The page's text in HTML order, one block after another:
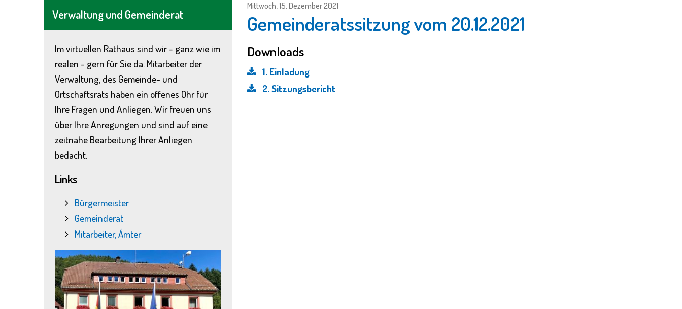
Verwaltung und Gemeinderat
Im virtuellen Rathaus sind wir - ganz wie im
realen - gern für Sie da. Mitarbeiter der
Verwaltung, des Gemeinde- und
Ortschaftsrats haben ein offenes Ohr für
Ihre Fragen und Anliegen. Wir freuen uns
über Ihre Anregungen und sind auf eine
zeitnahe Bearbeitung Ihrer Anliegen
bedacht.
Links
Bürgermeister
Gemeinderat
Mitarbeiter, Ämter
Mittwoch, 15. Dezember 2021
Gemeinderatssitzung vom 20.12.2021
Downloads
1. Einladung
2. Sitzungsbericht